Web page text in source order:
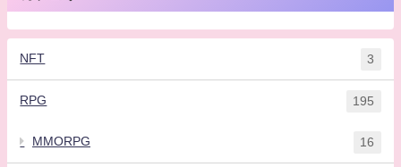
NFT 3
RPG 195
MMORPG 16